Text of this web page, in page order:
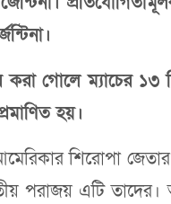
গোলে ম্যাচের ১৩
হয়।
শিরোপা
পরাজয় এটি তাদের।